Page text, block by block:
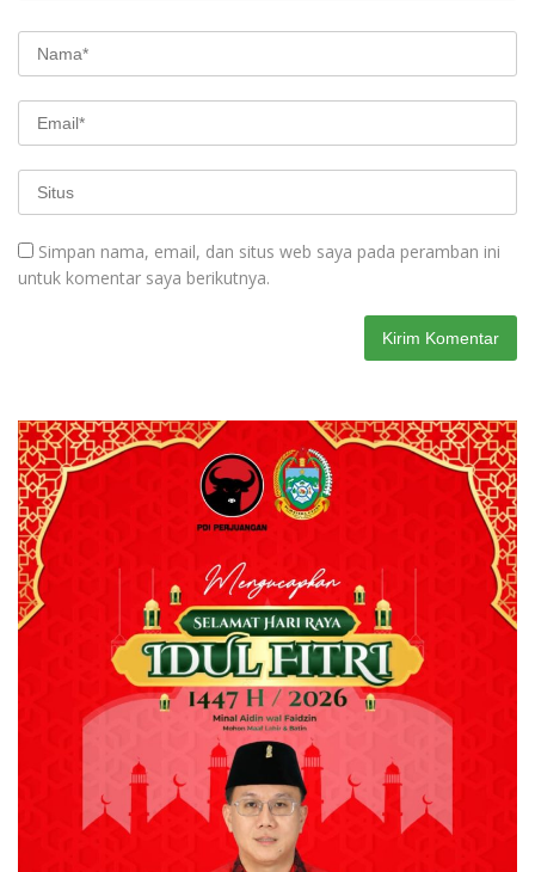
Simpan nama, email, dan situs web saya pada peramban ini
untuk komentar saya berikutnya.